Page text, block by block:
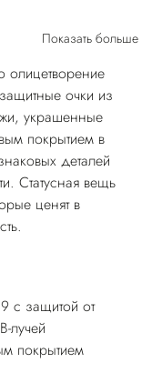
Показать больше
олицетворение
очки из
украшенные
покрытием в
деталей
Статусная вещь
ценят в
с защитой от
лучей
покрытием